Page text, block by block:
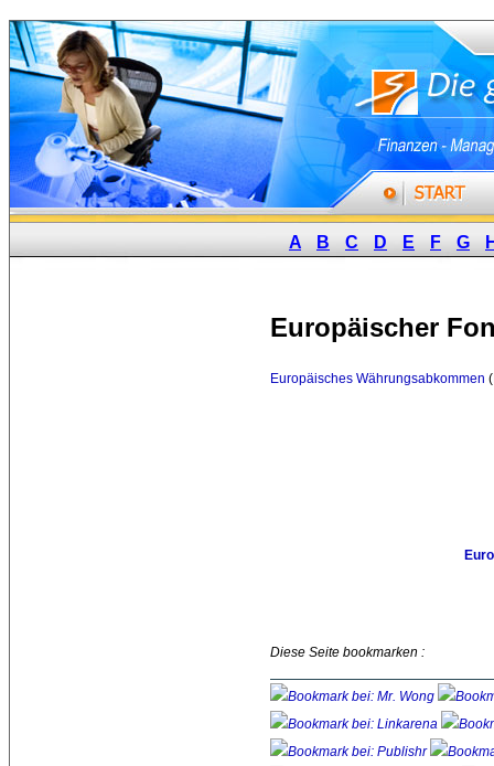
A B C D E F G
Europäischer
Europäisches Währungsabkommen (
Diese Seite bookmarken :